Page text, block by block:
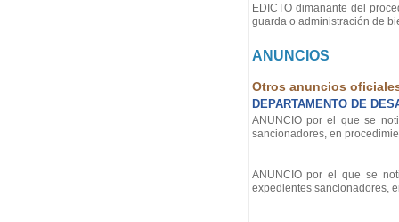
EDICTO dimanante del
guarda o administración de
ANUNCIOS
Otros anuncios
DEPARTAMENTO DE
ANUNCIO por el que se
sancionadores, en
ANUNCIO por el que se
expedientes sancionadores,